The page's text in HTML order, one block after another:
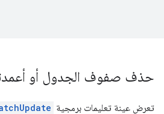
حذف صفوف الجدول أو
تعرض عينة تعليمات برمجية